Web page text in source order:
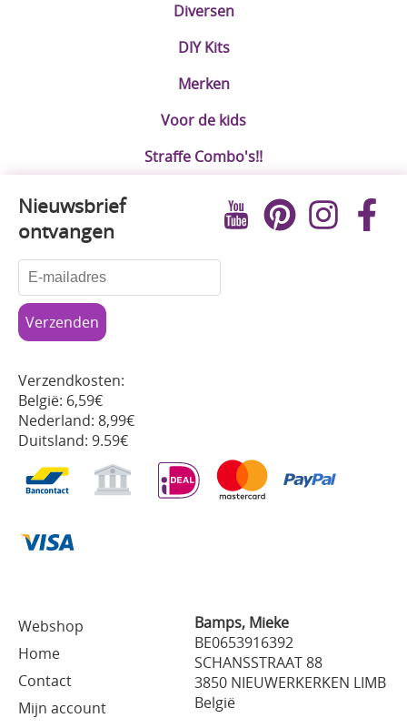
Diversen
DIY Kits
Merken
Voor de kids
Straffe Combo's!!
Webshop
Home
Contact
Mijn account
Bamps, Mieke
BE0653916392
SCHANSSTRAAT 88
3850 NIEUWERKERKEN LIMB
België
Nieuwsbrief
ontvangen
Verzendkosten:
België: 6,59€
Nederland: 8,99€
Duitsland: 9.59€